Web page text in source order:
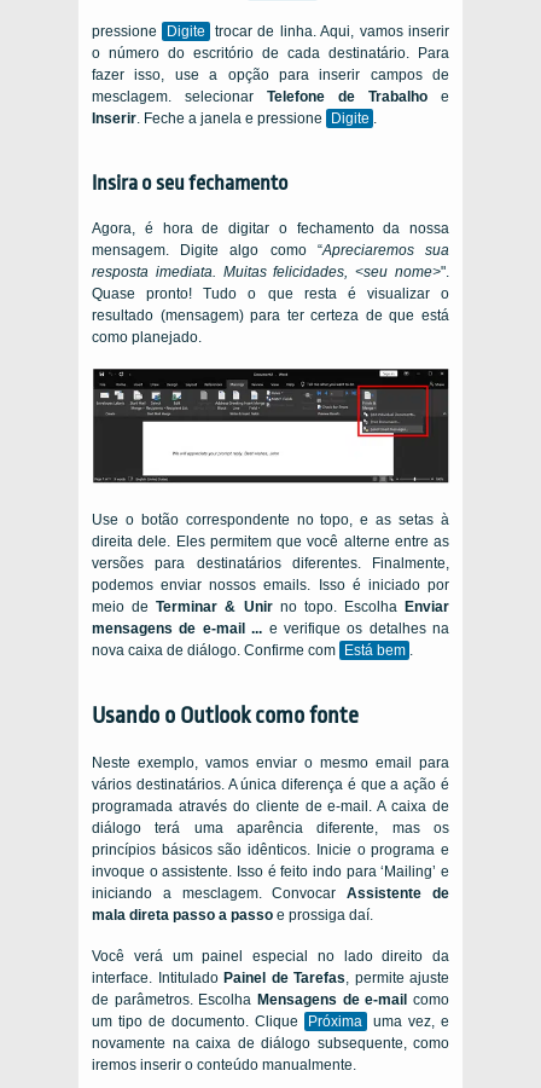
pressione Digite
trocar de linha. Aqui, vamos inserir
o número do escritório de cada destinatário. Para
fazer isso, use a opção para inserir campos de
mesclagem. selecionar Telefone de Trabalho e
Inserir. Feche a janela e pressione Digite .
Insira o seu fechamento
Agora, é hora de digitar o fechamento da nossa
mensagem. Digite algo como “Apreciaremos sua
resposta imediata. Muitas felicidades, <seu nome>".
Quase pronto! Tudo o que resta é visualizar o
resultado (mensagem) para ter certeza de que está
como planejado.
Use o botão correspondente no topo, e as setas à
direita dele. Eles permitem que você alterne entre as
versões para destinatários diferentes. Finalmente,
podemos enviar nossos emails. Isso é iniciado por
meio deTerminar & Unirno topo. Escolha Enviar
mensagens de e-mail ... e verifique os detalhes na
nova caixa de diálogo. Confirme com Está bem
Usando o Outlook como fonte
Neste exemplo, vamos enviar o mesmo email para
vários destinatários. A única diferença é que a ação é
programada através do cliente de e-mail. A caixa de
diálogo terá uma aparência diferente, mas os
princípios básicos são idênticos. Inicie o programa e
invoque o assistente. Isso é feito indo para ‘Mailing’ e
iniciando a mesclagem. ConvocarAssistente de
mala direta passo a passo e prossiga daí.
Você verá um painel especial no lado direito da
interface. Intitulado Painel de Tarefas , permite ajuste
de parâmetros. Escolha Mensagens de e-mail como
um tipo de documento. Clique
Próxima
uma vez, e
novamente na caixa de diálogo subsequente, como
iremos inserir o conteúdo manualmente.